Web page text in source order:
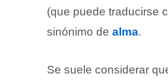
(que puede traducirse
sinónimo de alma.
Se suele considerar